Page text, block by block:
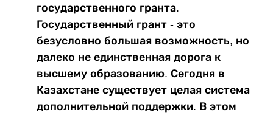
государственного гранта.
Государственный грант - это
безусловно большая возможность, но
далеко не единственная дорога к
высшему образованию. Сегодня в
Казахстане существует целая система
дополнительной поддержки. В этом